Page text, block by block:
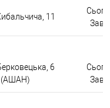
11
6
(АШАН)